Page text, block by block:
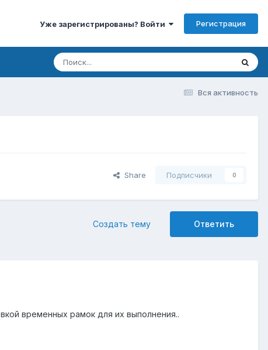
Уже зарегистрированы? Войти Регистрация
Вся активность
Share Подписчики 0
Ответить
Создать тему
временных рамок для их выполнения..